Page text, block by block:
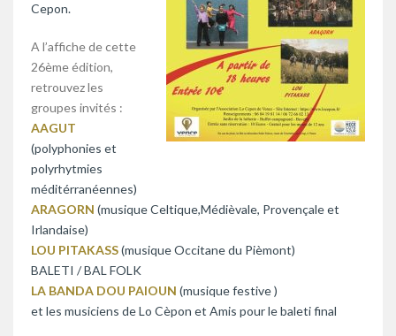
Cepon.
A l’affiche de cette
26ème édition,
retrouvez les
groupes invités :
AAGUT
(polyphonies et
polyrhytmies
méditérranéennes)
ARAGORN (musique Celtique,Médièvale, Provençale et
Irlandaise)
LOU PITAKASS(musique Occitane du Pièmont)
BALETI / BAL FOLK
LA BANDA DOU PAIOUN (musique festive )
et les musiciens de Lo Cèpon et Amis pour le baleti final